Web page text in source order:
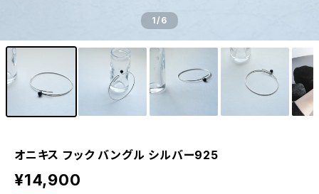
1/6
オニキス フック バングル シルバー925
¥14,900